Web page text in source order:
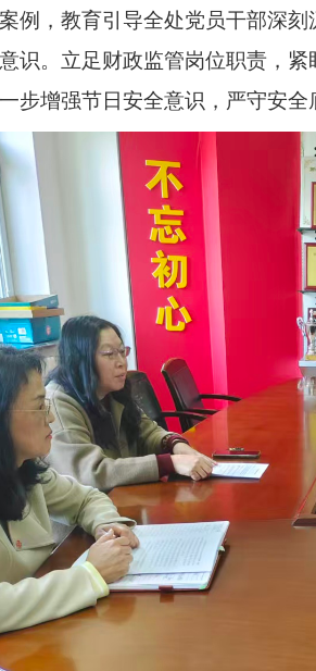
例，教育引导全处党员干部深
识。立足财政监管岗位职责，
步增强节日安全意识，严守安